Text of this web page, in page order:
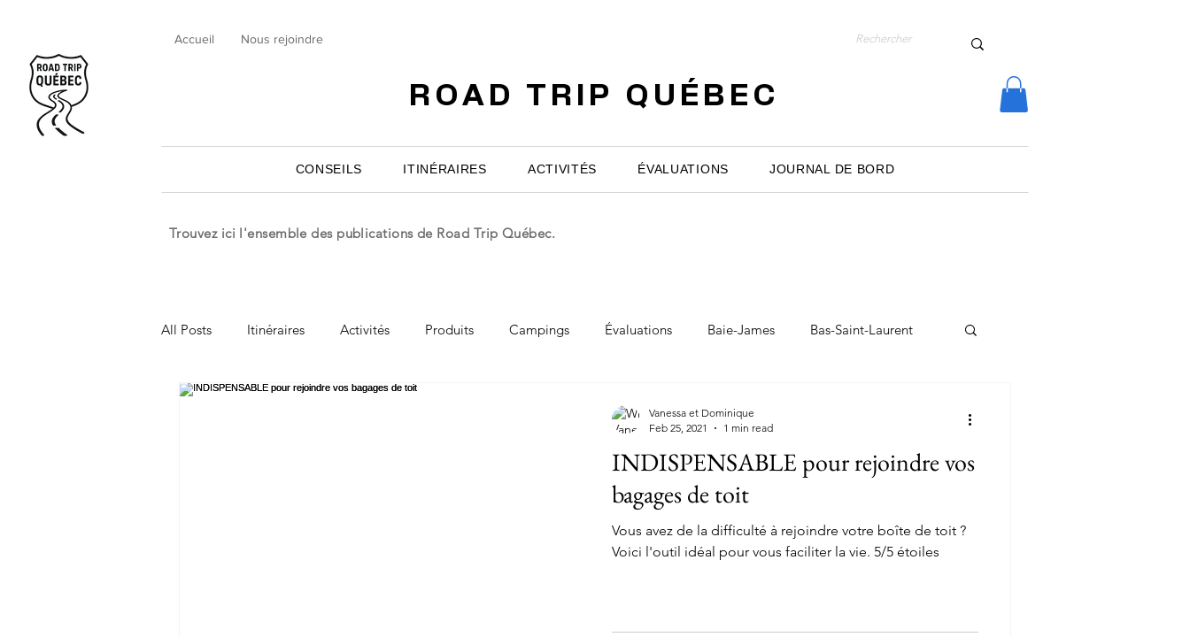
Accueil Nous rejoindre
ROAD TRIP QUÉBEC
CONSEILS ITINÉRAIRES ACTIVITÉS ÉVALUATIONS JOURNAL DE BORD
All Posts Itinéraires Activités Produits Campings Évaluations Baie-James Bas-Saint-Laurent
Saguenay-Lac-Saint-Jean Produits Conseils Journal de bord
INDISPENSABLE pour rejoindre vos
bagages de toit
Vous avez de la difficulté à rejoindre votre boîte de toit ?
Voici l'outil idéal pour vous faciliter la vie. 5/5 étoiles
Vanessa et Dominique
Feb 25, 2021
1 min read
Trouvez ici l'ensemble des publications de Road Trip Québec.